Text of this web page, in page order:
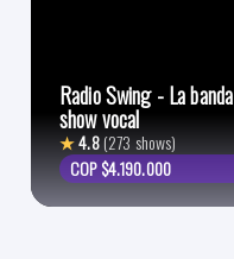
Radio Swing - La banda
show vocal
★4.8(273 shows)
COP $4.190.000